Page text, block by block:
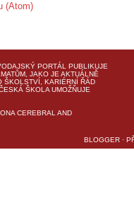
(Atom)
PORTÁL PUBLIKUJE
JAKO JE AKTUÁLNĚ
ŠKOLSTVÍ, KARIÉRNÍ ŘÁD
ŠKOLA UMOŽŇUJE
CEREBRAL AND
BLOGGER ·